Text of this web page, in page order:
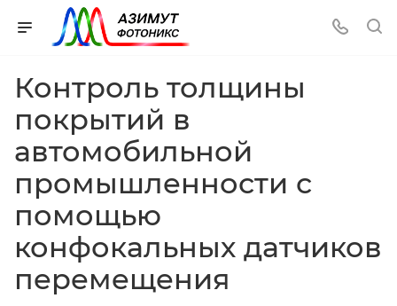
Контроль толщины
покрытий в
автомобильной
промышленности с
помощью
конфокальных датчиков
перемещения